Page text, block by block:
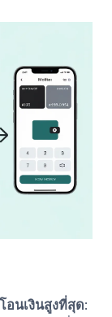
อนเงินสูงที่สุด: